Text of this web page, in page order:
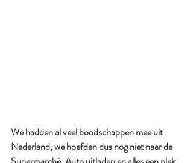
We hadden al veel boodschappen mee uit
Nederland, we hoefden dus nog niet naar de